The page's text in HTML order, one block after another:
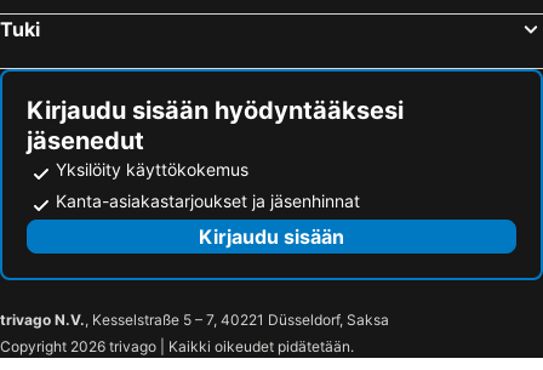
Tuki
Kirjaudu sisään hyödyntääksesi
jäsenedut
Yksilöity käyttökokemus
Kanta-asiakastarjoukset ja jäsenhinnat
Kirjaudu sisään
trivago N.V., Kesselstraße 5 – 7, 40221 Düsseldorf, Saksa
Copyright 2026 trivago | Kaikki oikeudet pidätetään.